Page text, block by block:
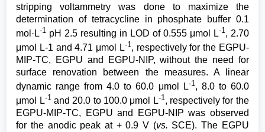
stripping voltammetry was done to maximize the
determination of tetracycline in phosphate buffer 0.1
mol·L-1 pH 2.5 resulting in LOD of 0.555 μmol L-1, 2.70
μmol L-1 and 4.71 μmol L-1, respectively for the EGPU-
MIP-TC, EGPU and EGPU-NIP, without the need for
surface renovation between the measures. A linear
dynamic range from 4.0 to 60.0 μmol L-1, 8.0 to 60.0
μmol L-1and 20.0 to 100.0 μmol L-1, respectively for the
EGPU-MIP-TC, EGPU and EGPU-NIP was observed
for the anodic peak at + 0.9 V (vs. SCE). The EGPU